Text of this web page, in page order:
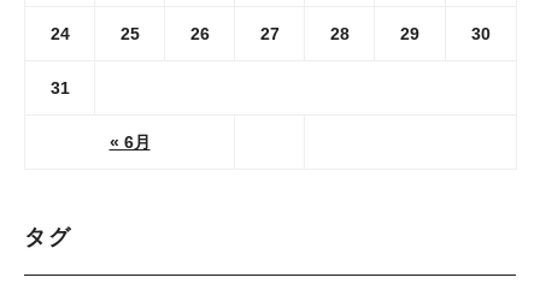
« 6月
24 25 26 27 28 29 30
31
タグ